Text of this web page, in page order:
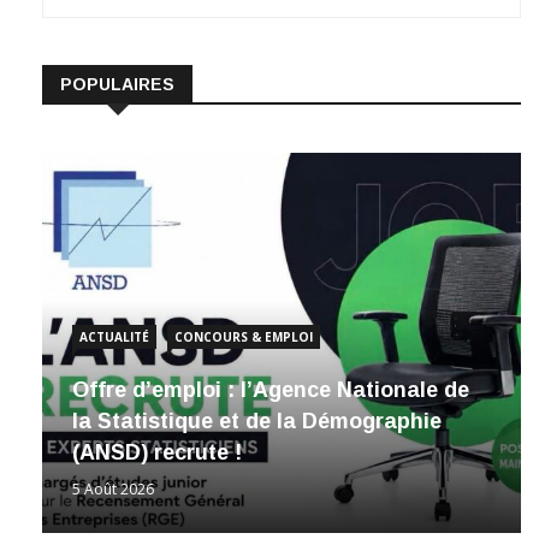
POPULAIRES
ACTUALITÉ CONCOURS & EMPLOI
Offre d’emploi : l’Agence Nationale de
la Statistique et de la Démographie
(ANSD) recrute !
5 Août 2026